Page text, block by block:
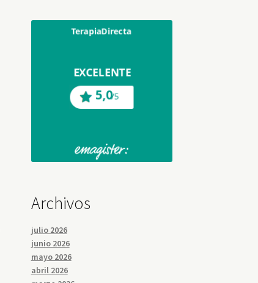
Archivos
julio 2026
junio 2026
mayo 2026
abril 2026